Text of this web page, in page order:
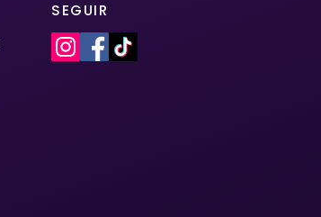
SEGUIR